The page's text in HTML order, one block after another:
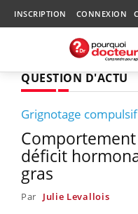
INSCRIPTION CONNEXION
QUESTION D'ACTU
Grignotage compulsif
déficit
gras
Par Julie Levallois